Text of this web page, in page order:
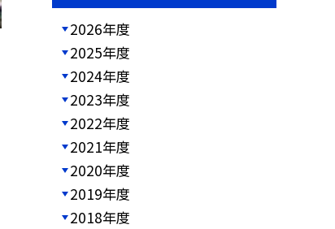
2026年度
2025年度
2024年度
2023年度
2022年度
2021年度
2020年度
2019年度
2018年度